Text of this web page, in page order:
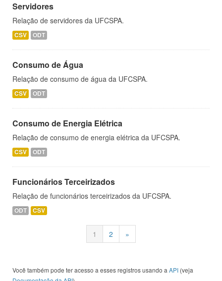
Servidores
Relação de servidores da UFCSPA.
CSV ODT
Consumo de Água
Relação de consumo de água da UFCSPA.
CSV ODT
Consumo de Energia Elétrica
Relação de consumo de energia elétrica da UFCSPA.
CSV ODT
Funcionários Terceirizados
Relação de funcionários terceirizados da UFCSPA.
ODT CSV
1 2 »
Você também pode ter acesso a esses registros usando a API (veja